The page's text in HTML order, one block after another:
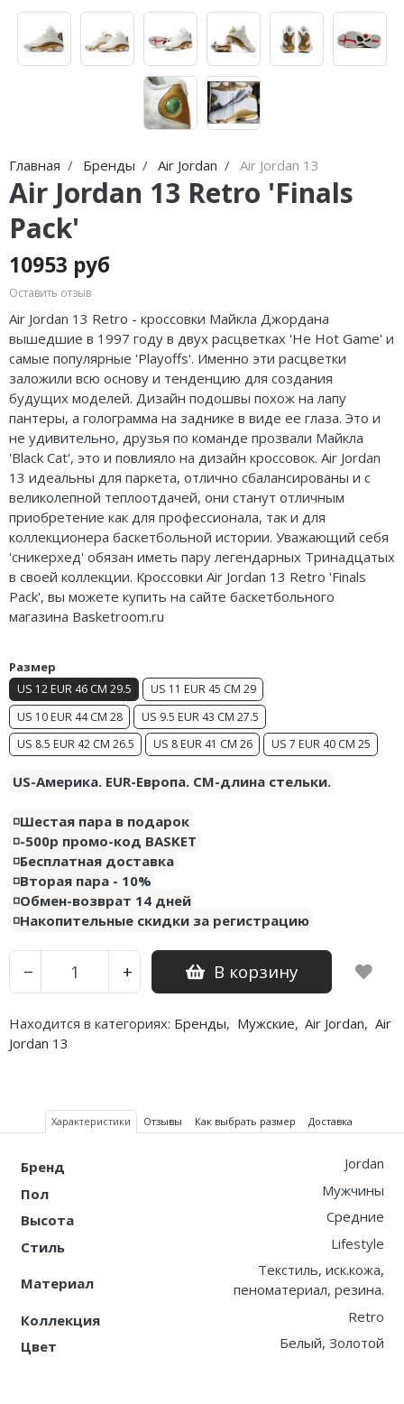
Главная Бренды Air Jordan Air Jordan 13
Air Jordan 13 Retro 'Finals
Pack'
10953 руб
Оставить отзыв
Air Jordan 13 Retro - кроссовки Майкла Джордана
вышедшие в 1997 году в двух расцветках 'He Hot Game' и
самые популярные 'Playoffs'. Именно эти расцветки
заложили всю основу и тенденцию для создания
будущих моделей. Дизайн подошвы похож на лапу
пантеры, а голограмма на заднике в виде ее глаза. Это и
не удивительно, друзья по команде прозвали Майкла
'Black Cat', это и повлияло на дизайн кроссовок. Air Jordan
13 идеальны для паркета, отлично сбалансированы и с
великолепной теплоотдачей, они станут отличным
приобретение как для профессионала, так и для
коллекционера баскетбольной истории. Уважающий себя
'сникерхед' обязан иметь пару легендарных Тринадцатых
в своей коллекции. Кроссовки Air Jordan 13 Retro 'Finals
Pack', вы можете купить на сайте баскетбольного
магазина Basketroom.ru
Размер
US 12 EUR 46 CM 29.5
US 11 EUR 45 CM 29
US 10 EUR 44 CM 28
US 9.5 EUR 43 CM 27.5
US 8.5 EUR 42 CM 26.5
US 8 EUR 41 CM 26 US 7 EUR 40 CM 25
US-Америка. EUR-Европа. CM-длина стельки.
◽️Шестая пара в подарок
◽️-500р промо-код BASKET
◽️Бесплатная доставка
◽️Вторая пара - 10%
◽️Обмен-возврат 14 дней
◽️Накопительные скидки за регистрацию
− + В корзину
Находится в категориях: Бренды, Мужские, Air Jordan, Air
Jordan 13
Характеристики Отзывы Как выбрать размер Доставка
Бренд
Jordan
Пол
Мужчины
Высота
Средние
Стиль
Lifestyle
Материал
Текстиль, иск.кожа,
пеноматериал, резина.
Коллекция
Retro
Цвет
Белый, Золотой
Nike Dunk
Nike P-6000
Nike Initiator
Nike Pegasus
Nike Precision
Nike Hyperdunk
Nike Hyperset
Nike Cosmic Unity
Nike Air Deldon
Nike Sabrina
Nike A’ja
Nike ST
Nike GT
Nike Ja
Nike LeBron
Nike Kyrie
Nike PG
Nike Kobe
Nike Uptempo
Nike Foamposite
adidas Samba
adidas Adistar
adidas adiFOM
adidas Adizero
adidas Harden
adidas Dame
adidas AE
Adidas Yeezy Boost 350 V2